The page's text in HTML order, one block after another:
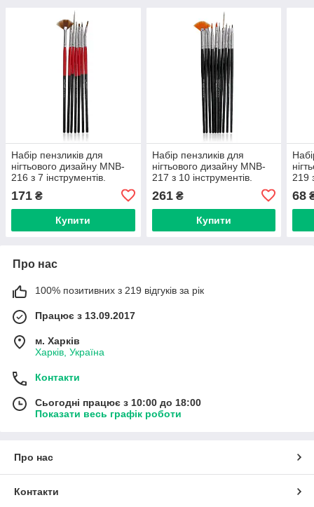
Набір пензликів для
нігтьового дизайну MNB-
216 з 7 інструментів.
171 ₴
Купити
Набір пензликів для
нігтьового дизайну MNB-
217 з 10 інструментів.
261₴
Купити
219
68
Про нас
100% позитивних з 219 відгуків за рік
Працює з 13.09.2017
м. Харків
Харків, Україна
Контакти
Сьогодні працює з 10:00 до 18:00
Показати весь графік роботи
Про нас
Контакти